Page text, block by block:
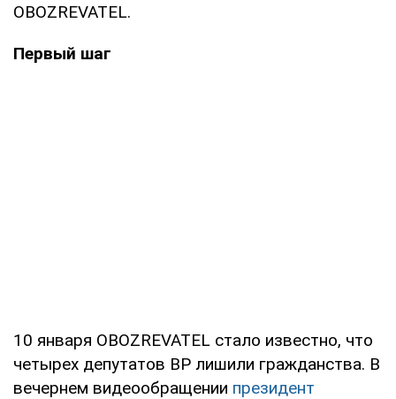
OBOZREVATEL.
Первый шаг
10 января OBOZREVATEL стало известно, что
четырех депутатов ВР лишили гражданства. В
вечернем видеообращении президент